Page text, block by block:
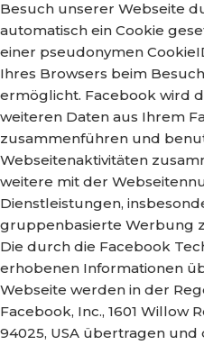
Besuch unserer Webseite
automatisch ein Cookie
einer pseudonymen
Ihres Browsers beim
ermöglicht. Facebook wird
weiteren Daten aus Ihrem
zusammenführen und
Webseitenaktivitäten
weitere mit der
Dienstleistungen,
gruppenbasierte Werbung
Die durch die Facebook
erhobenen Informationen
Webseite werden in der
Facebook, Inc., 1601 Willow
94025, USA übertragen